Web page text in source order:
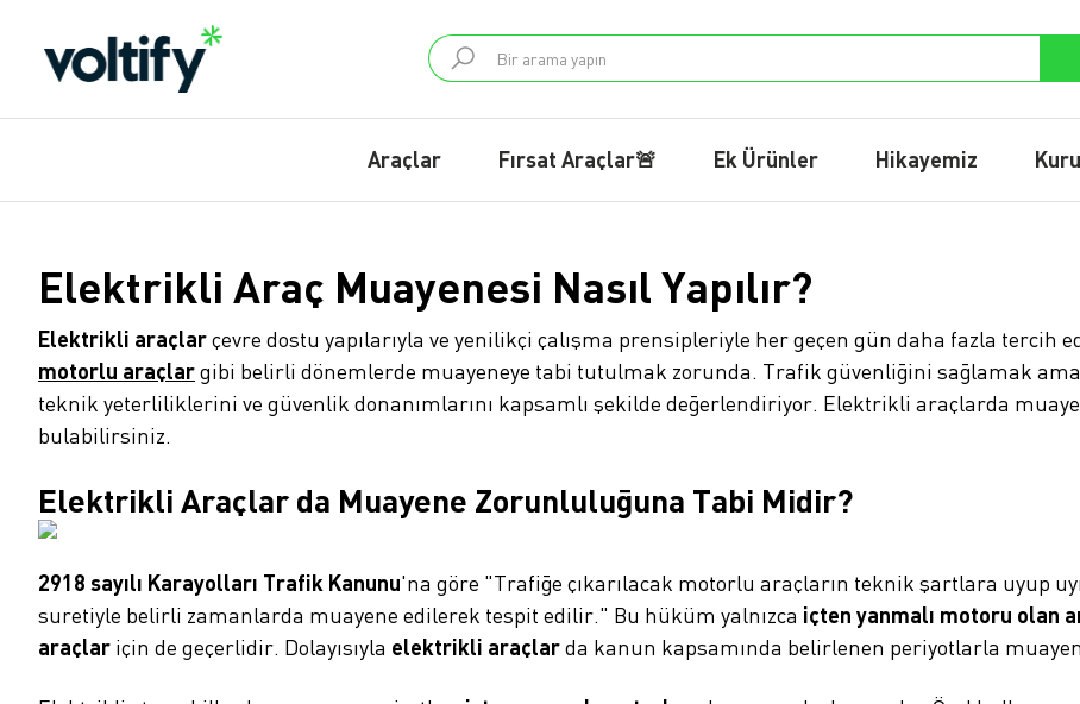
Araçlar Fırsat Araçlar🚨 Ek Ürünler Hikayemiz
Elektrikli Araç Muayenesi Nasıl Yapılır?
Elektrikli araçlarçevre dostu yapılarıyla ve yenilikçi çalışma prensipleriyle her geçen gün daha fazla tercih
motorlu araçlargibi belirli dönemlerde muayeneye tabi tutulmak zorunda. Trafik güvenliğini sağlamak
teknik yeterliliklerini ve güvenlik donanımlarını kapsamlı şekilde değerlendiriyor. Elektrikli araçlarda
bulabilirsiniz.
Elektrikli Araçlar da Muayene Zorunluluğuna Tabi Midir?
2918 sayılı Karayolları Trafik Kanunu'na göre "Trafiğe çıkarılacak motorlu araçların teknik şartlara uyup
suretiyle belirli zamanlarda muayene edilerek tespit edilir." Bu hüküm yalnızca içten yanmalı motoru olan
araçlar için de geçerlidir. Dolayısıyla elektrikli araçlarda kanun kapsamında belirlenen periyotlarla